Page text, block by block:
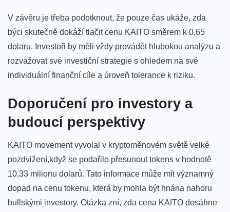
V závěru je třeba podotknout, že pouze čas ⁣ukáže, zda
býci skutečně dokáží ⁢tlačit cenu KAITO⁣ směrem k 0,65
dolaru. Investoři by měli vždy provádět hlubokou analýzu a
rozvažovat své investiční strategie s ohledem na‌ své
individuální finanční cíle a úroveň tolerance k riziku.
Doporučení pro investory a
budoucí‌ perspektivy
KAITO movement vyvolal v kryptoměnovém světě velké
⁣pozdvižení,když se podařilo přesunout tokens ⁤v hodnotě
10,33 milionu dolarů. Tato informace může mít významný
dopad na ‍cenu tokenu, která⁤ by mohla být hnána nahoru
‍bullskými investory. Otázka zní, zda⁣ cena⁣ KAITO dosáhne